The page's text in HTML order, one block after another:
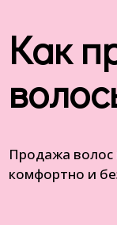
Как
Продажа
комфортно и